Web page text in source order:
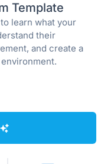
Template
learn what your
their
and create a